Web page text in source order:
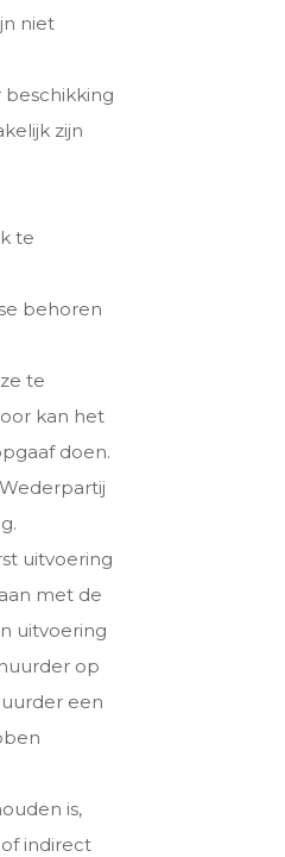
niet
zijn
te
behoren
te
kan het
doen.
uitvoering
met de
uitvoering
op
een
is,
indirect